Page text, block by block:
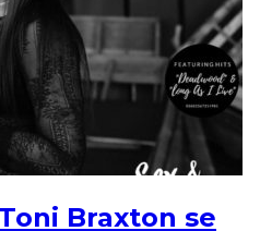
Braxton se